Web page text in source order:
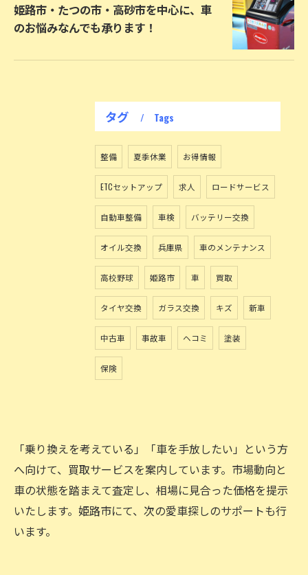
姫路市・たつの市・高砂市を中心に、車
のお悩みなんでも承ります！
タグ Tags
整備 夏季休業 お得情報
ETCセットアップ 求人 ロードサービス
自動車整備 車検 バッテリー交換
オイル交換 兵庫県 車のメンテナンス
高校野球 姫路市 車 買取
タイヤ交換 ガラス交換 キズ 新車
中古車 事故車 ヘコミ 塗装
保険
「乗り換えを考えている」「車を手放したい」という方
へ向けて、買取サービスを案内しています。市場動向と
車の状態を踏まえて査定し、相場に見合った価格を提示
いたします。姫路市にて、次の愛車探しのサポートも行
います。
お問い合わせはこちら